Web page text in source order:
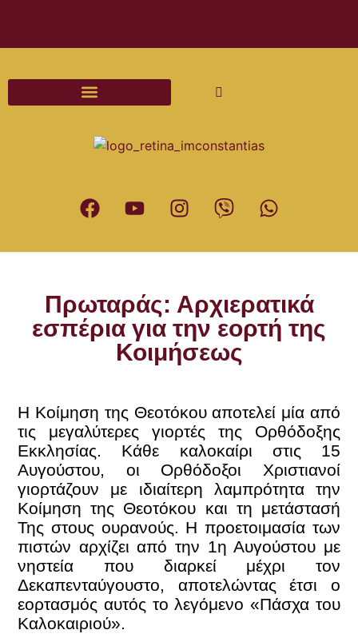
Πρωταράς: Αρχιερατικά
εσπέρια για την εορτή της
Κοιμήσεως
Η Κοίμηση της Θεοτόκου αποτελεί μία από
τις μεγαλύτερες γιορτές της Ορθόδοξης
Εκκλησίας. Κάθε καλοκαίρι στις 15
Αυγούστου, οι Ορθόδοξοι Χριστιανοί
γιορτάζουν με ιδιαίτερη λαμπρότητα την
Κοίμηση της Θεοτόκου και τη μετάστασή
Της στους ουρανούς. Η προετοιμασία των
πιστών αρχίζει από την 1η Αυγούστου με
νηστεία που διαρκεί μέχρι τον
Δεκαπενταύγουστο, αποτελώντας έτσι ο
εορτασμός αυτός το λεγόμενο «Πάσχα του
Καλοκαιριού».